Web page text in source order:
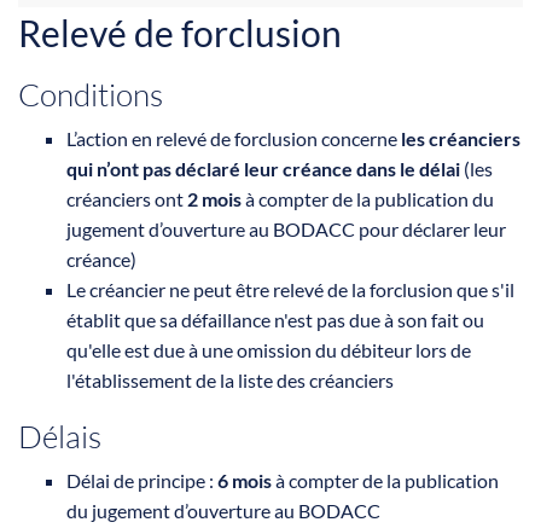
Relevé de forclusion
Conditions
L’action en relevé de forclusion concerne les créanciers
qui n’ont pas déclaré leur créance dans le délai (les
créanciers ont 2 moisà compter de la publication du
jugement d’ouverture au BODACC pour déclarer leur
créance)
Le créancier ne peut être relevé de la forclusion que s'il
établit que sa défaillance n'est pas due à son fait ou
qu'elle est due à une omission du débiteur lors de
l'établissement de la liste des créanciers
Délais
Délai de principe : 6 moisà compter de la publication
du jugement d’ouverture au BODACC